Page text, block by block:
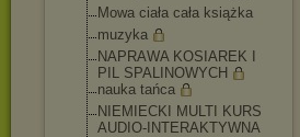
Mowa ciała cała książka
muzyka
NAPRAWA KOSIAREK I
PIL SPALINOWYCH
nauka tańca
NIEMIECKI MULTI KURS
AUDIO-INTERAKTYWNA